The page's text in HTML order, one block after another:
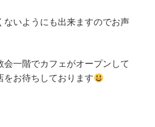
ないようにも出来ますのでお声
一階でカフェがオープンして
をお待ちしております